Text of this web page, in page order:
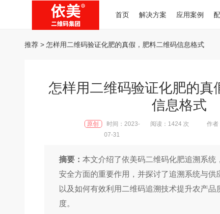
首页 解决方案 应用案例
推荐 > 怎样用二维码验证化肥的真假，肥料二维码信息格式
怎样用二维码验证化肥的真
信息格式
原创
时间：2023-
07-31
阅读：1424 次 作
摘要： 本文介绍了依美码二维码化肥追溯系统
安全方面的重要作用，并探讨了追溯系统与供
以及如何有效利用二维码追溯技术提升农产品
度。